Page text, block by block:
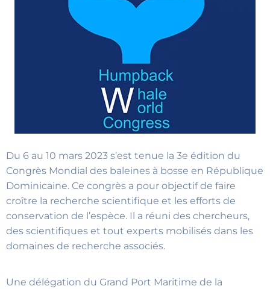
Du 6 au 10 mars 2023 s’est tenue la 3e édition du
Congrès Mondial des baleines à bosse en République
Dominicaine. Ce congrès a pour objectif de faire
croître la recherche scientifique et les efforts de
conservation de l’espèce. Il a réuni des chercheurs,
des scientifiques et tout experts mobilisés dans les
domaines de recherche associés.
Une délégation du Grand Port Maritime de la